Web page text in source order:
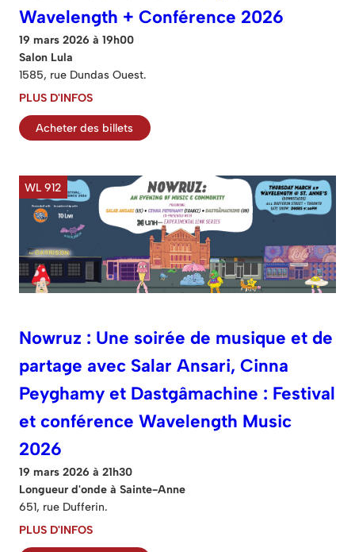
Wavelength + Conférence 2026
19 mars 2026 à 19h00
Salon Lula
1585, rue Dundas Ouest.
PLUS D'INFOS
Acheter des billets
WL 912
Nowruz : Une soirée de musique et de
partage avec Salar Ansari, Cinna
Peyghamy et Dastgâmachine : Festival
et conférence Wavelength Music
2026
19 mars 2026 à 21h30
Longueur d'onde à Sainte-Anne
651, rue Dufferin.
PLUS D'INFOS